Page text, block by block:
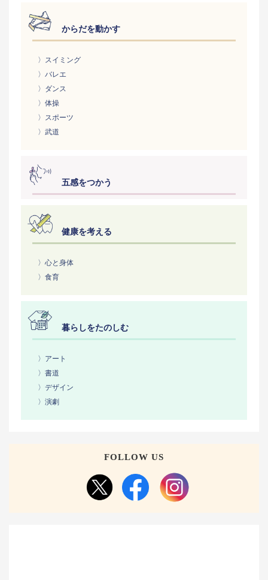
からだを動かす
〉スイミング
〉バレエ
〉ダンス
〉体操
〉スポーツ
〉武道
五感をつかう
健康を考える
〉心と身体
〉食育
暮らしをたのしむ
〉アート
〉書道
〉デザイン
〉演劇
FOLLOW US